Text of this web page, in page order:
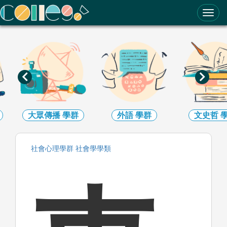
ColleGo! 大學選才與高中育才輔助系統
大眾傳播 學群 外語學群 文史哲
社會心理學群 社會學學類